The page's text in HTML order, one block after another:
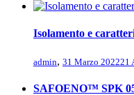
Isolamento e
admin, 31 Marzo 202221
SAFOENO™ SPK